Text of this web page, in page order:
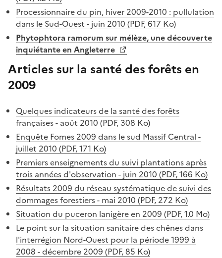
Processionnaire du pin, hiver 2009-2010 : pullulation
dans le Sud-Ouest - juin 2010 (PDF, 617 Ko)
Phytophtora ramorum sur mélèze, une découverte
inquiétante en Angleterre
Articles sur la santé des forêts en
2009
Quelques indicateurs de la santé des forêts
françaises - août 2010 (PDF, 308 Ko)
Enquête Fomes 2009 dans le sud Massif Central -
juillet 2010 (PDF, 171 Ko)
Premiers enseignements du suivi plantations après
trois années d'observation - juin 2010 (PDF, 166 Ko)
Résultats 2009 du réseau systématique de suivi des
dommages forestiers - mai 2010 (PDF, 272 Ko)
Situation du puceron lanigère en 2009 (PDF, 1.0 Mo)
Le point sur la situation sanitaire des chênes dans
l'interrégion Nord-Ouest pour la période 1999 à
2008 - décembre 2009 (PDF, 85 Ko)